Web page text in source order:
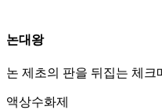
논대왕
논 제초의 판을 뒤집는 체크
액상수화제